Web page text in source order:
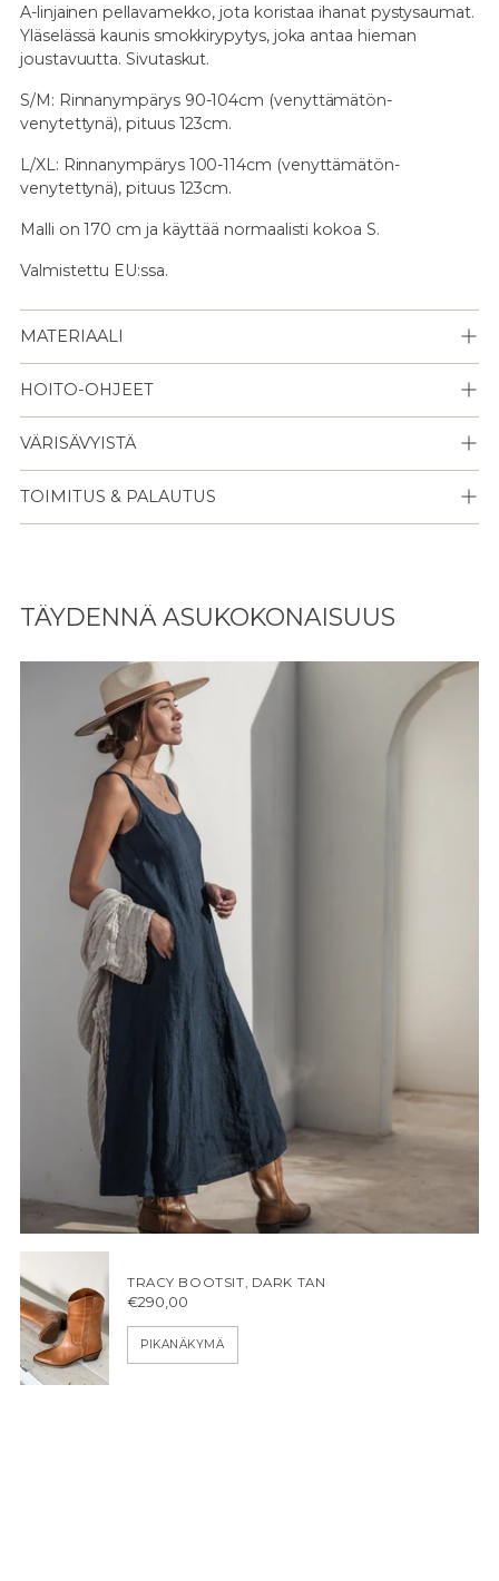
A-linjainen pellavamekko, jota koristaa ihanat pystysaumat.
Yläselässä kaunis smokkirypytys, joka antaa hieman
joustavuutta. Sivutaskut.
S/M: Rinnanympärys 90-104cm (venyttämätön-
venytettynä), pituus 123cm.
L/XL: Rinnanympärys 100-114cm (venyttämätön-
venytettynä), pituus 123cm.
Malli on 170 cm ja käyttää normaalisti kokoa S.
Valmistettu EU:ssa.
MATERIAALI
HOITO-OHJEET
VÄRISÄVYISTÄ
TOIMITUS & PALAUTUS
ostoskoriisi
TÄYDENNÄ ASUKOKONAISUUS
TRACY BOOTSIT, DARK TAN
€290,00
PIKANÄKYMÄ